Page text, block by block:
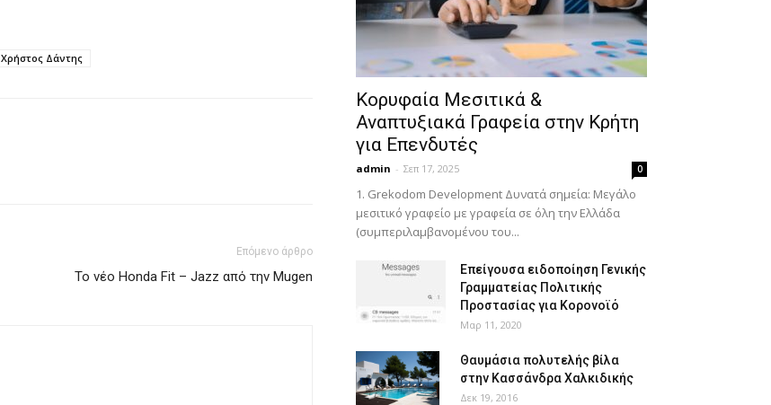
Χρήστος Δάντης
Επόμενο άρθρο
Το νέο Honda Fit – Jazz από την Mugen
Κορυφαία Μεσιτικά &
Αναπτυξιακά Γραφεία στην Κρήτη
για Επενδυτές
admin - Σεπ 17, 2025 0
1. Grekodom Development Δυνατά σημεία: Μεγάλο
μεσιτικό γραφείο με γραφεία σε όλη την Ελλάδα
(συμπεριλαμβανομένου του...
Επείγουσα ειδοποίηση Γενικής
Γραμματείας Πολιτικής
Προστασίας για Κορονοϊό
Μαρ 11, 2020
Θαυμάσια πολυτελής βίλα
στην Κασσάνδρα Χαλκιδικής
Δεκ 19, 2016